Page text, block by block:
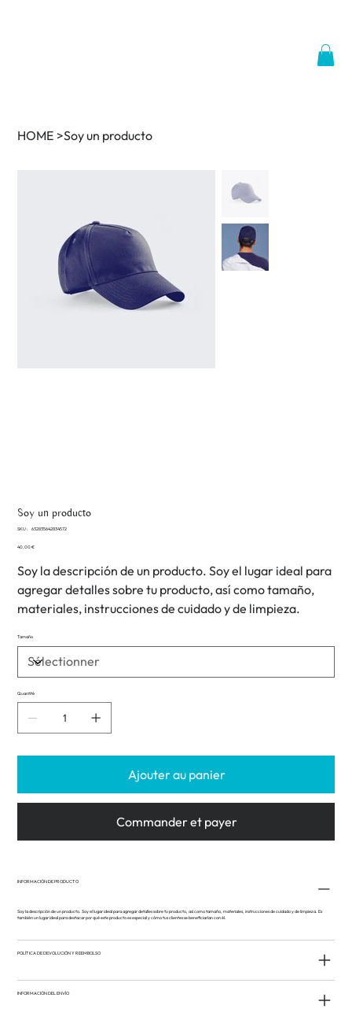
HOME >Soy un producto
Soy un producto
SKU :
SKU
632835642834572
Prix
40,00 €
Soy la descripción de un producto. Soy el lugar ideal para
agregar detalles sobre tu producto, así como tamaño,
materiales, instrucciones de cuidado y de limpieza.
Tamaño
Quantité
Ajouter au panier
Commander et payer
INFORMACIÓN DE PRODUCTO
Soy la descripción de un producto. Soy el lugar ideal para agregar detalles sobre tu producto, así como tamaño, materiales, instrucciones de cuidado y de limpieza. Es
también un lugar ideal para destacar por qué este producto es especial y cómo tus clientes se beneficiarían con él.
POLÍTICA DE DEVOLUCIÓN Y REEMBOLSO
INFORMACIÓN DEL ENVÍO